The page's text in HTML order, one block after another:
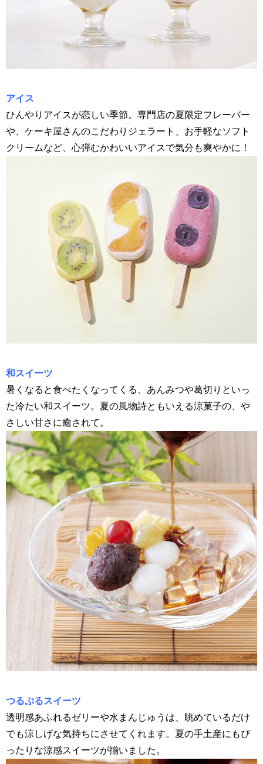
アイス
ひんやりアイスが恋しい季節。専門店の夏限定フレーバー
や、ケーキ屋さんのこだわりジェラート、お手軽なソフト
クリームなど、心弾むかわいいアイスで気分も爽やかに！
和スイーツ
暑くなると食べたくなってくる、あんみつや葛切りといっ
た冷たい和スイーツ。夏の風物詩ともいえる涼菓子の、や
さしい甘さに癒されて。
つるぷるスイーツ
透明感あふれるゼリーや水まんじゅうは、眺めているだけ
でも涼しげな気持ちにさせてくれます。夏の手土産にもぴ
ったりな涼感スイーツが揃いました。